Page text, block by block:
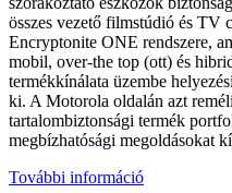
összes vezető filmstúdió és TV
Encryptonite ONE rendszere,
mobil, over-the top (ott) és
termékkínálata üzembe
ki. A Motorola oldalán azt
tartalombiztonsági termék
megbízhatósági megoldásokat
További információ